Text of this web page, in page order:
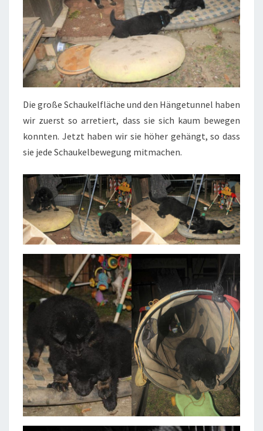
Die große Schaukelfläche und den Hängetunnel haben
wir zuerst so arretiert, dass sie sich kaum bewegen
konnten. Jetzt haben wir sie höher gehängt, so dass
sie jede Schaukelbewegung mitmachen.